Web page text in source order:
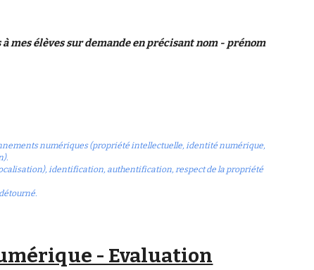
à mes élèves sur demande en précisant nom - prénom
numériques (propriété intellectuelle, identité numérique,
identification, authentification, respect de la propriété
- Evaluation